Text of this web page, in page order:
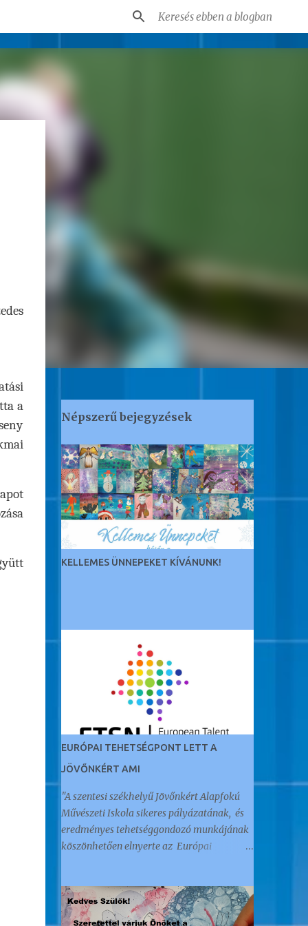
a
Népszerű bejegyzések
KELLEMES ÜNNEPEKET KÍVÁNUNK!
EURÓPAI TEHETSÉGPONT LETT A
JÖVŐNKÉRT AMI
"A szentesi székhelyű Jövőnkért Alapfokú
Művészeti Iskola sikeres pályázatának, és
eredményes tehetséggondozó munkájának
köszönhetően elnyerte az Európai
intézményt a napokban értesítették arról,
hogy megkapták ezt a nemzetközi